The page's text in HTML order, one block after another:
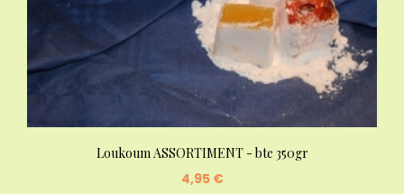
Loukoum ASSORTIMENT - bte 350gr
4,95 €